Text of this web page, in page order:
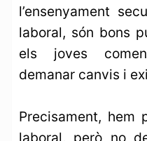
l’ensenyament
laboral, són bons
els joves
demanar canvis i
Precisament, hem